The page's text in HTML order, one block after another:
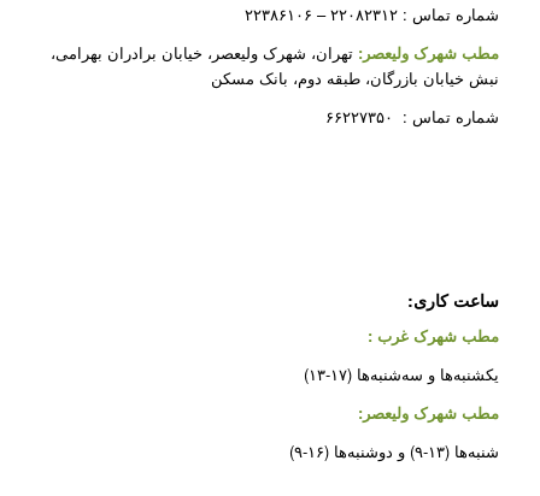
شماره تماس : ۲۲۰۸۲۳۱۲ – ۲۲۳۸۶۱۰۶
مطب شهرک ولیعصر: تهران، شهرک ولیعصر، خیابان برادران بهرامی،
نبش خیابان بازرگان، طبقه دوم، بانک مسکن
شماره تماس : ۶۶۲۲۷۳۵۰
ساعت کاری:
مطب شهرک غرب :
یکشنبه‌ها و سه‌شنبه‌ها (۱۷-۱۳)
مطب شهرک ولیعصر:
شنبه‌ها (۱۳-۹) و دوشنبه‌ها (۱۶-۹)